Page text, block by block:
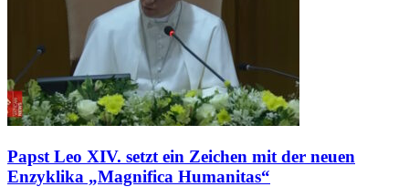
Papst Leo XIV. setzt ein Zeichen mit der neuen
Enzyklika „Magnifica Humanitas“